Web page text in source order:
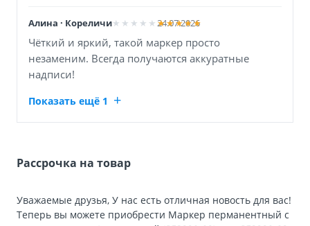
Алина · Кореличи 24.07.2026
Чёткий и яркий, такой маркер просто
незаменим. Всегда получаются аккуратные
надписи!
Показать ещё 1
Рассрочка на товар
Уважаемые друзья, У нас есть отличная новость для вас!
Теперь вы можете приобрести Маркер перманентный с